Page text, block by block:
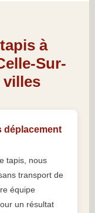
à
Sur-
villes
déplacement
tapis, nous
transport de
équipe
un résultat